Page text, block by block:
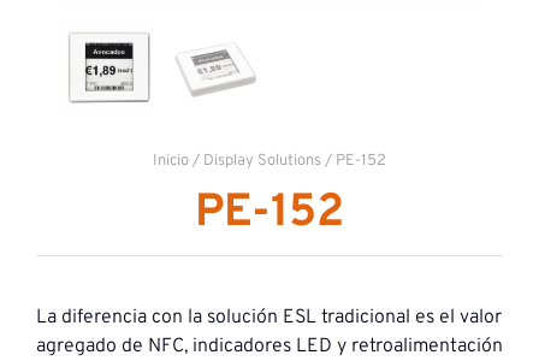
Inicio/ Display Solutions/ PE-152
PE-152
La diferencia con la solución ESL tradicional es el valor
agregado de NFC, indicadores LED y retroalimentación